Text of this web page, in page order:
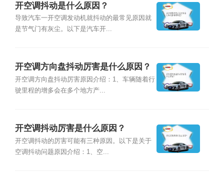
开空调抖动是什么原因？
导致汽车一开空调发动机就抖动的最常见原因就
是节气门有灰尘。以下是汽车开...
开空调方向盘抖动厉害是什么原因？
开空调方向盘抖动厉害原因介绍：1、车辆随着行
驶里程的增多会在多个地方产...
开空调抖动厉害是什么原因？
开空调抖动的厉害可能有三种原因。以下是关于
空调抖动问题原因介绍：1、空...